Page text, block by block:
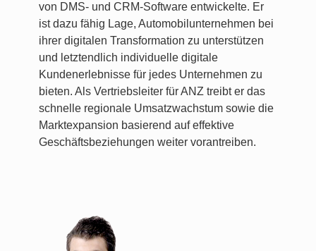
von DMS- und CRM-Software entwickelte. Er
ist dazu fähig Lage, Automobilunternehmen bei
ihrer digitalen Transformation zu unterstützen
und letztendlich individuelle digitale
Kundenerlebnisse für jedes Unternehmen zu
bieten. Als Vertriebsleiter für ANZ treibt er das
schnelle regionale Umsatzwachstum sowie die
Marktexpansion basierend auf effektive
Geschäftsbeziehungen weiter vorantreiben.